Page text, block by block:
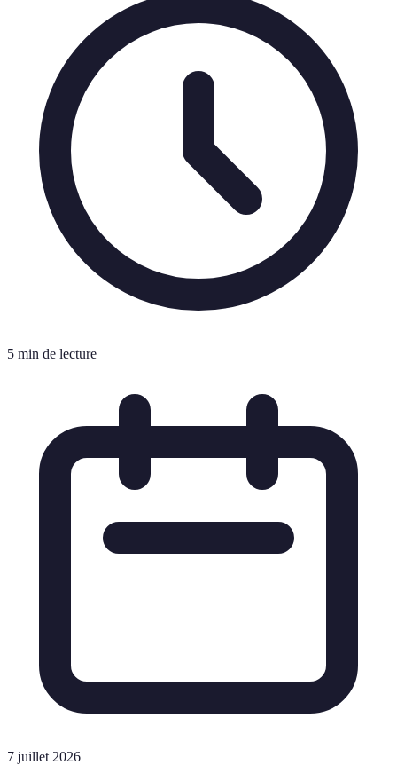
5 min de lecture
7 juillet 2026